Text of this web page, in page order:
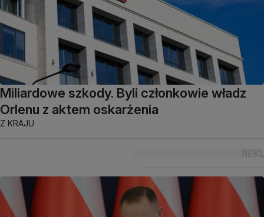
Miliardowe szkody. Byli członkowie władz
Orlenu z aktem oskarżenia
Z KRAJU